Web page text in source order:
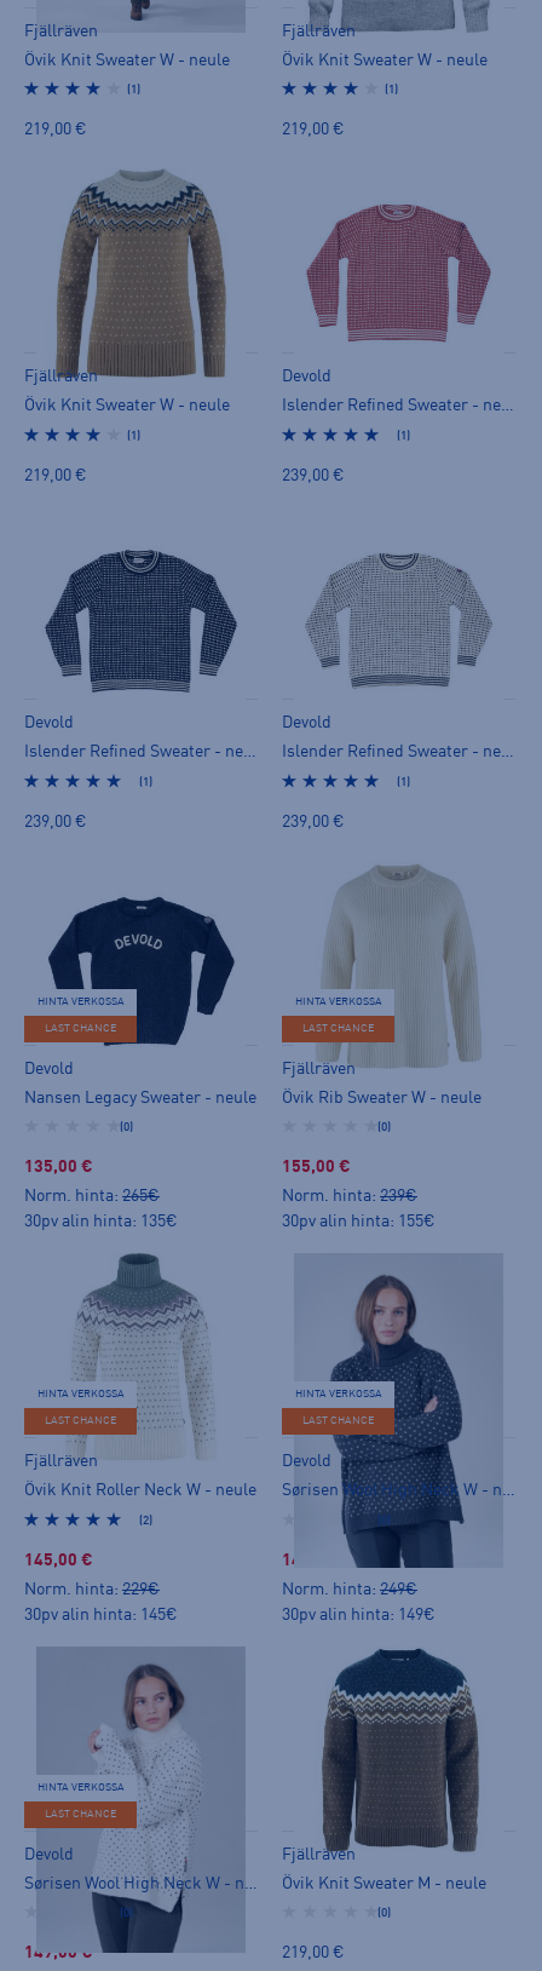
Fjällräven
Övik Knit Sweater W - neule
(1)
219,00 €
Fjällräven
Övik Knit Sweater W - neule
(1)
219,00 €
Fjällräven
Övik Knit Sweater W - neule
(1)
219,00 €
Devold
Islender Refined Sweater - neule
(1)
239,00 €
Devold
Islender Refined Sweater - neule
(1)
239,00 €
Devold
Islender Refined Sweater - neule
(1)
239,00 €
HINTA VERKOSSA
LAST CHANCE
Devold
Nansen Legacy Sweater - neule
(0)
135,00 €
Norm. hinta: 265€
30pv alin hinta: 135€
HINTA VERKOSSA
LAST CHANCE
Fjällräven
Övik Rib Sweater W - neule
(0)
155,00 €
Norm. hinta: 239€
30pv alin hinta: 155€
HINTA VERKOSSA
LAST CHANCE
Fjällräven
Övik Knit Roller Neck W - neule
(2)
145,00 €
Norm. hinta: 229€
30pv alin hinta: 145€
HINTA VERKOSSA
LAST CHANCE
Devold
Sørisen Wool High Neck W - neule
(0)
149,00 €
Norm. hinta: 249€
30pv alin hinta: 149€
HINTA VERKOSSA
LAST CHANCE
Devold
Sørisen Wool High Neck W - neule
(0)
149,00 €
Fjällräven
Övik Knit Sweater M - neule
(0)
219,00 €